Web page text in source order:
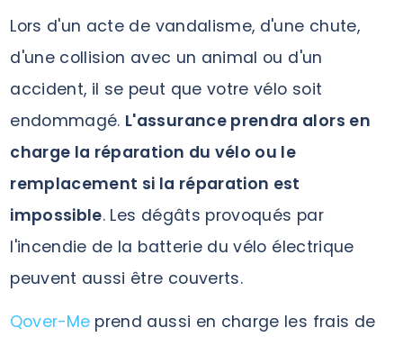
Lors d'un acte de vandalisme, d'une chute,
d'une collision avec un animal ou d'un
accident, il se peut que votre vélo soit
endommagé. L'assurance prendra alors en
charge la réparation du vélo ou le
remplacement si la réparation est
impossible. Les dégâts provoqués par
l'incendie de la batterie du vélo électrique
peuvent aussi être couverts.
Qover-Me prend aussi en charge les frais de